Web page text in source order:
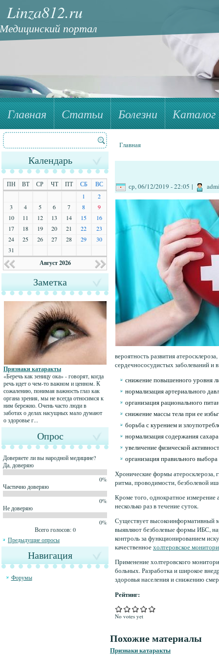
Linza812.ru
портал
Главная Статьи Болезни Каталог
Форма поиска
Поиск
Календарь
ПН ВТ СР ЧТ ПТ СБ
ВС
1
2
3
4 5 6 7 8
9
10
11 12 13 14 15
16
17
18 19 20 21 22
23
24
25 26 27 28 29
30
31
Август 2026
Заметка
Признаки катаракты
«Беречь как зеницу ока» - говорят, когда
речь идет о чем-то важном и ценном. К
сожалению, понимая важность глаз как
органа зрения, мы не всегда относимся к
ним бережно. Очень часто люди в
заботах о делах насущных мало думают
о здоровье г...
Опрос
Доверяете ли вы народной медицине?
Да, доверяю
0%
Частично доверяю
0%
Не доверяю
0%
Всего голосов: 0
Предыдущие опросы
Навигация
Форумы
Вы здесь
Главная
ср, 06/12/2019 - 22:05 |
вероятность развития
сердечнососудистых заболеваний
снижение повышенного уровня
нормализация артериального
организация рационального
снижение массы тела при ее
борьба с курением и
нормализация содержания
увеличение физической
организация правильного
Хронические формы атеросклероза,
ритма, проводимости, безболевой
Кроме того, однократное измерение
несколько раз в течение суток.
Существует высокоинформативный
выявляют безболевые формы ИБС,
контроль за функционированием
качественноехолтеровское
Применение холтеровского
больных. Разработка и широкое
здоровья населения и снижению
Рейтинг:
No votes yet
Похожие материалы
Признаки катаракты